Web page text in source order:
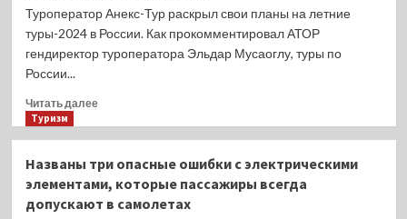
как
экологично
утилизировать
отходы
Туроператор Анекс-Тур раскрыл свои планы на летние
туры-2024 в России. Как прокомментировал АТОР
гендиректор туроператора Эльдар Мусаоглу, туры по
России...
Читать далееПрочитать
Анекс-
Тур
раскрыл
Туризм
Названы три опасные ошибки с электрическими
элементами, которые пассажиры всегда
допускают в самолетах